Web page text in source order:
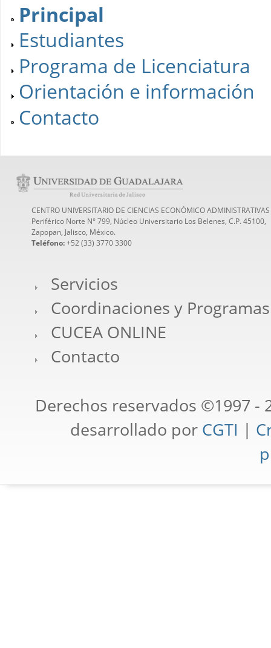
Principal
Estudiantes
Programa de Licenciatura
Orientación e información
Contacto
CENTRO UNIVERSITARIO DE CIENCIAS ECONÓMICO ADMINISTRATIVAS
Periférico Norte N° 799, Núcleo Universitario Los Belenes, C.P. 45100,
Zapopan, Jalisco, México.
Teléfono:+52 (33) 3770 3300
Servicios
Coordinaciones y Programas
CUCEA ONLINE
Contacto
Derechos reservados ©1997 -
desarrollado por CGTI |